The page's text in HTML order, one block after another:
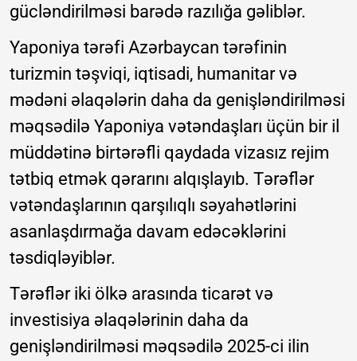
gücləndirilməsi barədə razılığa gəliblər.
Yaponiya tərəfi Azərbaycan tərəfinin
turizmin təşviqi, iqtisadi, humanitar və
mədəni əlaqələrin daha da genişləndirilməsi
məqsədilə Yaponiya vətəndaşları üçün bir il
müddətinə birtərəfli qaydada vizasız rejim
tətbiq etmək qərarını alqışlayıb. Tərəflər
vətəndaşlarının qarşılıqlı səyahətlərini
asanlaşdırmağa davam edəcəklərini
təsdiqləyiblər.
Tərəflər iki ölkə arasında ticarət və
investisiya əlaqələrinin daha da
genişləndirilməsi məqsədilə 2025-ci ilin